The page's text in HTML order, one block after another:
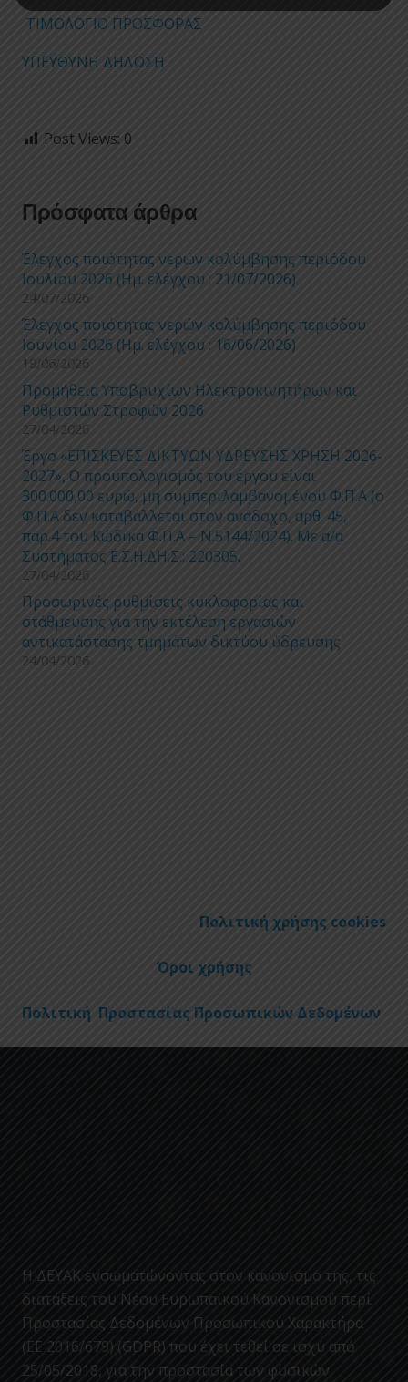
ΤΙΜΟΛΟΓΙΟ ΠΡΟΣΦΟΡΑΣ
ΥΠΕΥΘΥΝΗ ΔΗΛΩΣΗ
Post Views: 0
Πρόσφατα άρθρα
Έλεγχος ποιότητας νερών κολύμβησης περιόδου
Ιουλίου 2026 (Ημ. ελέγχου : 21/07/2026)
24/07/2026
Έλεγχος ποιότητας νερών κολύμβησης περιόδου
Ιουνίου 2026 (Ημ. ελέγχου : 16/06/2026)
19/06/2026
Προμήθεια Υποβρυχίων Ηλεκτροκινητήρων και
Ρυθμιστών Στροφών 2026
27/04/2026
Έργο «ΕΠΙΣΚΕΥΕΣ ΔΙΚΤΥΩΝ ΥΔΡΕΥΣΗΣ ΧΡΗΣΗ 2026-
2027», Ο προϋπολογισμός του έργου είναι
300.000,00 ευρώ, μη συμπεριλαμβανομένου Φ.Π.Α (ο
Φ.Π.Α δεν καταβάλλεται στον ανάδοχο, αρθ. 45,
παρ.4 του Κώδικα Φ.Π.Α – Ν.5144/2024). Με α/α
Συστήματος Ε.Σ.Η.ΔΗ.Σ.: 220305.
27/04/2026
Προσωρινές ρυθμίσεις κυκλοφορίας και
στάθμευσης για την εκτέλεση εργασιών
αντικατάστασης τμημάτων δικτύου ύδρευσης
24/04/2026
Πολιτική χρήσης cookies
Όροι χρήσης
Πολιτική Προστασίας Προσωπικών Δεδομένων
Η ΔΕΥΑΚ ενσωματώνοντας στον κανονισμο της, τις
διατάξεις του Νέου Ευρωπαϊκού Κανονισμού περί
Προστασίας Δεδομένων Προσωπικού Χαρακτήρα
(ΕΕ 2016/679) (GDPR) που έχει τεθεί σε ισχύ από
25/05/2018, για την προστασία των φυσικών